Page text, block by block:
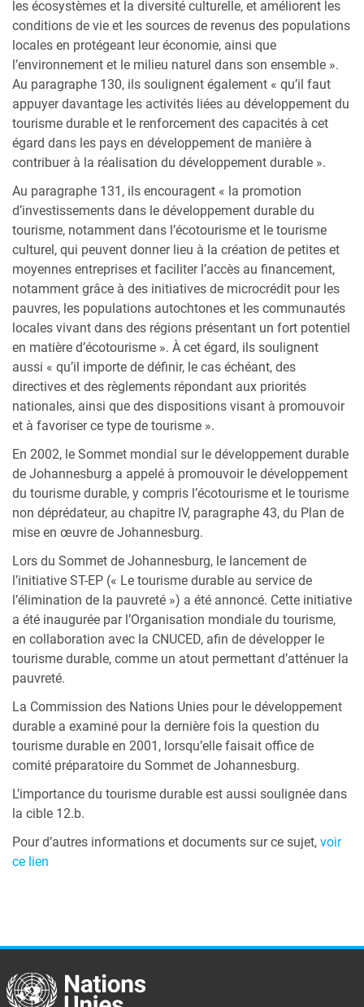
les écosystèmes et la diversité culturelle, et améliorent les
conditions de vie et les sources de revenus des populations
locales en protégeant leur économie, ainsi que
l’environnement et le milieu naturel dans son ensemble ».
Au paragraphe 130, ils soulignent également « qu’il faut
appuyer davantage les activités liées au développement du
tourisme durable et le renforcement des capacités à cet
égard dans les pays en développement de manière à
contribuer à la réalisation du développement durable ».
Au paragraphe 131, ils encouragent « la promotion
d’investissements dans le développement durable du
tourisme, notamment dans l’écotourisme et le tourisme
culturel, qui peuvent donner lieu à la création de petites et
moyennes entreprises et faciliter l’accès au financement,
notamment grâce à des initiatives de microcrédit pour les
pauvres, les populations autochtones et les communautés
locales vivant dans des régions présentant un fort potentiel
en matière d’écotourisme ». À cet égard, ils soulignent
aussi « qu’il importe de définir, le cas échéant, des
directives et des règlements répondant aux priorités
nationales, ainsi que des dispositions visant à promouvoir
et à favoriser ce type de tourisme ».
En 2002, le Sommet mondial sur le développement durable
de Johannesburg a appelé à promouvoir le développement
du tourisme durable, y compris l’écotourisme et le tourisme
non déprédateur, au chapitre IV, paragraphe 43, du Plan de
mise en œuvre de Johannesburg.
Lors du Sommet de Johannesburg, le lancement de
l’initiative ST-EP (« Le tourisme durable au service de
l’élimination de la pauvreté ») a été annoncé. Cette initiative
a été inaugurée par l’Organisation mondiale du tourisme,
en collaboration avec la CNUCED, afin de développer le
tourisme durable, comme un atout permettant d’atténuer la
pauvreté.
La Commission des Nations Unies pour le développement
durable a examiné pour la dernière fois la question du
tourisme durable en 2001, lorsqu’elle faisait office de
comité préparatoire du Sommet de Johannesburg.
L’importance du tourisme durable est aussi soulignée dans
la cible 12.b.
Pour d’autres informations et documents sur ce sujet, voir
ce lien